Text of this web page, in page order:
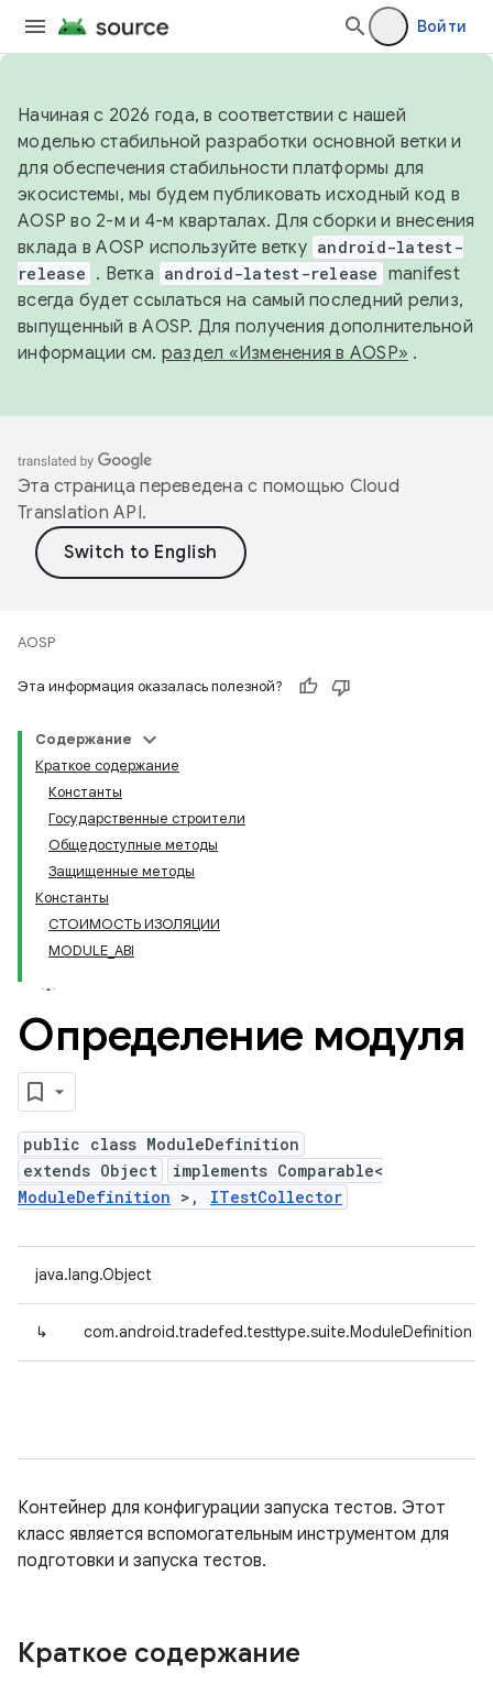
Войти
Начиная с 2026 года, в соответствии с нашей
моделью стабильной разработки основной ветки и
для обеспечения стабильности платформы для
экосистемы, мы будем публиковать исходный код в
AOSP во 2-м и 4-м кварталах. Для сборки и внесения
вклада в AOSP используйте ветку android-latest-
release . Ветка android-latest-release manifest
всегда будет ссылаться на самый последний релиз,
выпущенный в AOSP. Для получения дополнительной
информации см. раздел «Изменения в AOSP» .
Эта страница переведена с помощью Cloud
Translation API.
AOSP
Эта информация оказалась полезной?
Содержание
Краткое содержание
Константы
Государственные строители
Общедоступные методы
Защищенные методы
Константы
СТОИМОСТЬ ИЗОЛЯЦИИ
MODULE_ABI
Определение модуля
public class ModuleDefinition
extends Object
implements Comparable<
ModuleDefinition >, ITestCollector
java.lang.Object
↳ com.android.tradefed.testtype.suite.ModuleDefinition
Контейнер для конфигурации запуска тестов. Этот
класс является вспомогательным инструментом для
подготовки и запуска тестов.
Краткое содержание